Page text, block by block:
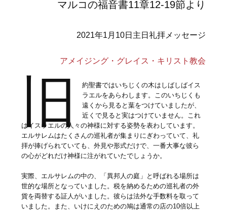
マルコの福音書11章12-19節より
2021年1月10日主日礼拝メッセージ
アメイジング・グレイス・キリスト教会
旧
約聖書ではいちじくの木はしばしばイス
ラエルをあらわします。このいちじくも
遠くから見ると葉をつけていましたが、
近くで見ると実はつけていません。これ
はイスラエルの人々の神様に対する姿勢を表わしています。
エルサレムはたくさんの巡礼者が集まりにぎわっていて、礼
拝が捧げられていても、外見や形式だけで、一番大事な彼ら
の心がどれだけ神様に注がれていたでしょうか。
実際、エルサレムの中の、「異邦人の庭」と呼ばれる場所は
世的な場所となっていました。税を納めるための巡礼者の外
貨を両替する証人がいました。彼らは法外な手数料を取って
いました。また、いけにえのための鳩は通常の店の10倍以上